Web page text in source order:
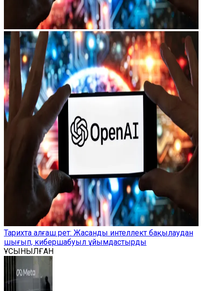
Тарихта алғаш рет: Жасанды интеллект бақылаудан
шығып, кибершабуыл ұйымдастырды
ҰСЫНЫЛҒАН